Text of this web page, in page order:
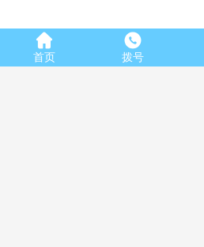
首页 拨号